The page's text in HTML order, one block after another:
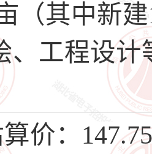
（其中新
、工程设计
价：